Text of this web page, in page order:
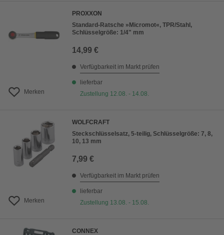
Merken
PROXXON
Standard-Ratsche »Micromot«, TPR/Stahl,
Schlüsselgröße: 1/4" mm
14,99 €
Verfügbarkeit im Markt prüfen
lieferbar
Zustellung 12.08. - 14.08.
Merken
WOLFCRAFT
Steckschlüsselsatz, 5-teilig, Schlüsselgröße: 7, 8,
10, 13 mm
7,99 €
Verfügbarkeit im Markt prüfen
lieferbar
Zustellung 13.08. - 15.08.
CONNEX